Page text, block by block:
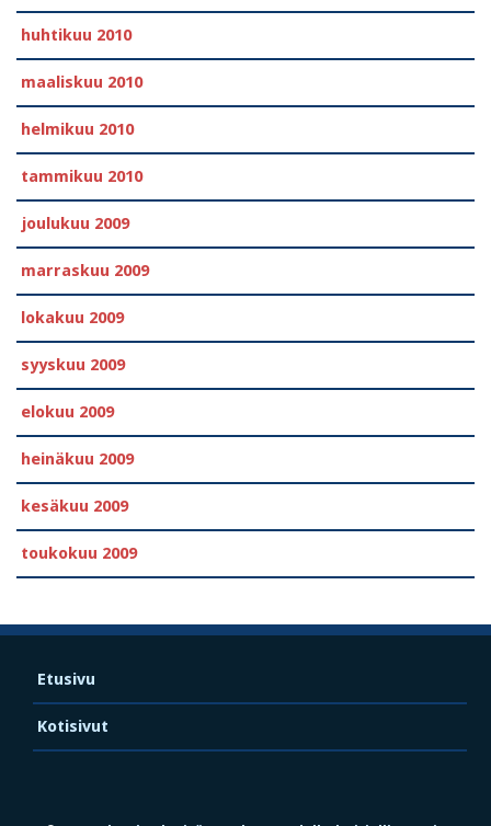
huhtikuu 2010
maaliskuu 2010
helmikuu 2010
tammikuu 2010
joulukuu 2009
marraskuu 2009
lokakuu 2009
syyskuu 2009
elokuu 2009
heinäkuu 2009
kesäkuu 2009
toukokuu 2009
Etusivu
Kotisivut